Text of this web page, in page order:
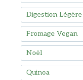
Digestion Légère
Fromage Vegan
Noël
Quinoa